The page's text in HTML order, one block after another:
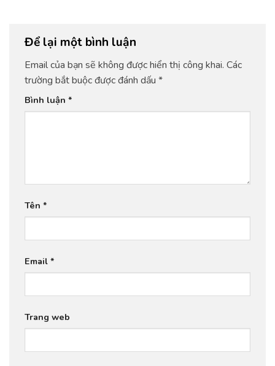
Để lại một bình luận
Email của bạn sẽ không được hiển thị công khai. Các
trường bắt buộc được đánh dấu *
Bình luận *
Tên *
Email *
Trang web